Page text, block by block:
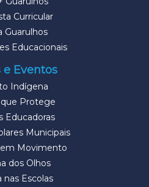
Curricular
Guarulhos
Educacionais
e Eventos
Indígena
que Protege
Educadoras
Municipais
em Movimento
dos Olhos
nas Escolas